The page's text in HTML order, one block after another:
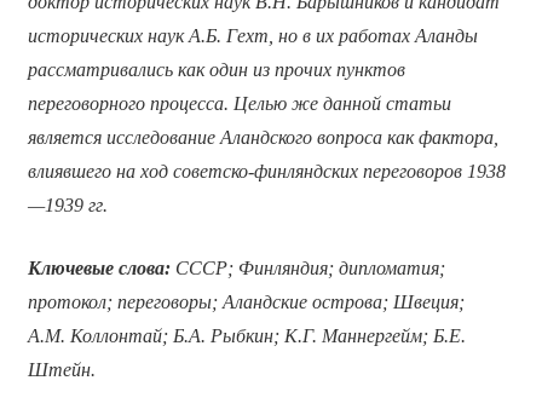
исторических наук А.Б. Гехт, но в их работах Аланды
рассматривались как один из прочих пунктов
переговорного процесса. Целью же данной статьи
является исследование Аландского вопроса как фактора,
влиявшего на ход советско-финляндских переговоров 1938
—1939 гг.
Ключевые слова:СССР; Финляндия; дипломатия;
протокол; переговоры; Аландские острова; Швеция;
А.М. Коллонтай; Б.А. Рыбкин; К.Г. Маннергейм; Б.Е.
Штейн.